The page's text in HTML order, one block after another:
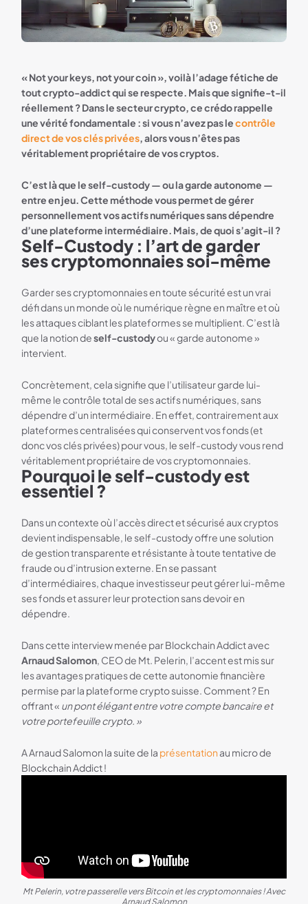
« Not your keys, not your coin », voilà l’adage fétiche de
tout crypto-addict qui se respecte. Mais que signifie-t-il
réellement ? Dans le secteur crypto, ce crédo rappelle
une vérité fondamentale : si vous n’avez pas lecontrôle
direct de vos clés privées, alors vous n’êtes pas
véritablement propriétaire de vos cryptos.
C’est là que le self-custody — ou la garde autonome —
entre en jeu. Cette méthode vous permet de gérer
personnellement vos actifs numériques sans dépendre
d’une plateforme intermédiaire. Mais, de quoi s’agit-il ?
Self-Custody : l’art de garder
ses cryptomonnaies soi-même
Garder ses cryptomonnaies en toute sécurité est un vrai
défi dans un monde où le numérique règne en maître et où
les attaques ciblant les plateformes se multiplient. C’est là
que la notion deself-custodyou « garde autonome »
intervient.
Concrètement, cela signifie que l’utilisateur garde lui-
même le contrôle total de ses actifs numériques, sans
dépendre d’un intermédiaire. En effet, contrairement aux
plateformes centralisées qui conservent vos fonds (et
donc vos clés privées) pour vous, le self-custody vous rend
véritablement propriétaire de vos cryptomonnaies.
Pourquoi le self-custody est
essentiel ?
Dans un contexte où l’accès direct et sécurisé aux cryptos
devient indispensable, le self-custody offre une solution
de gestion transparente et résistante à toute tentative de
fraude ou d’intrusion externe. En se passant
d’intermédiaires, chaque investisseur peut gérer lui-même
ses fonds et assurer leur protection sans devoir en
dépendre.
Dans cette interview menée par Blockchain Addict avec
Arnaud Salomon, CEO de Mt. Pelerin, l’accent est mis sur
les avantages pratiques de cette autonomie financière
permise par la plateforme crypto suisse. Comment ? En
offrant « un pont élégant entre votre compte bancaire et
votre portefeuille crypto. »
A Arnaud Salomon la suite de la présentationau micro de
Blockchain Addict !
Mt Pelerin, votre passerelle vers Bitcoin et les cryptomonnaies ! Avec
Arnaud Salomon